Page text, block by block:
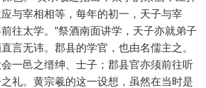
与宰相相等，每年的初一，天子与宰
往太学。”祭酒南面讲学，天子亦就弟子
言无讳。郡县的学官，也由名儒主之。
一邑之缙绅、士子；郡县官亦须前往听
礼。黄宗羲的这一设想，虽然在当时是